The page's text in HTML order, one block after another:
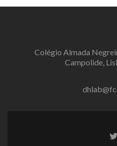
Colégio Almada
Campolide,